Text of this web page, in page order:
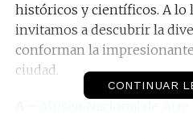
históricos y científicos. A lo
invitamos a descubrir la
conforman la
ciudad.
CONTINUAR